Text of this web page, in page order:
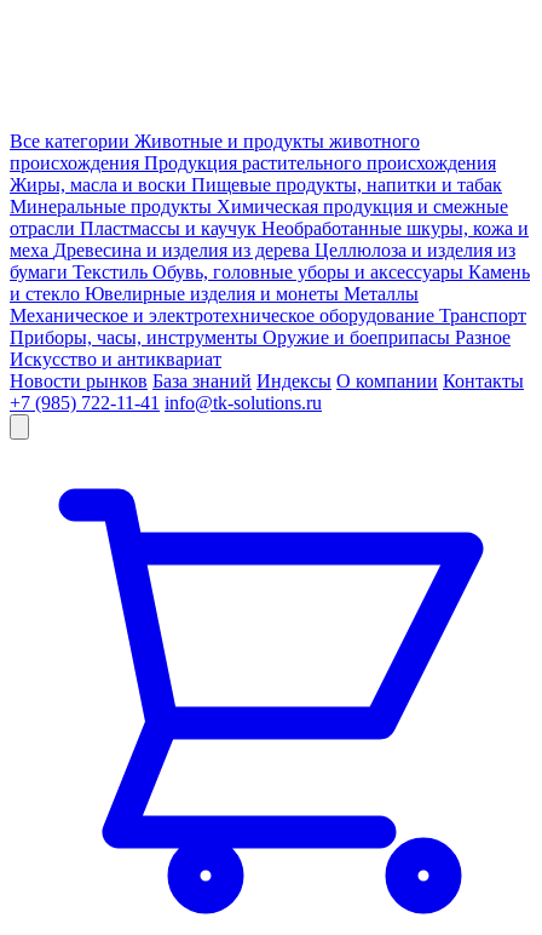
Все категории Животные и продукты животного
происхождения Продукция растительного происхождения
Жиры, масла и воски Пищевые продукты, напитки и табак
Минеральные продукты Химическая продукция и смежные
отрасли Пластмассы и каучук Необработанные шкуры, кожа и
меха Древесина и изделия из дерева Целлюлоза и изделия из
бумаги Текстиль Обувь, головные уборы и аксессуары Камень
и стекло Ювелирные изделия и монеты Металлы
Механическое и электротехническое оборудование Транспорт
Приборы, часы, инструменты Оружие и боеприпасы Разное
Искусство и антиквариат
Новости рынков База знаний Индексы О компании Контакты
+7 (985) 722-11-41 info@tk-solutions.ru